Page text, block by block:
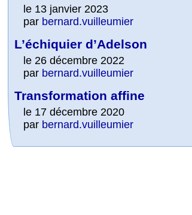
le 13 janvier 2023
par bernard.vuilleumier
L’échiquier d’Adelson
le 26 décembre 2022
par bernard.vuilleumier
Transformation affine
le 17 décembre 2020
par bernard.vuilleumier